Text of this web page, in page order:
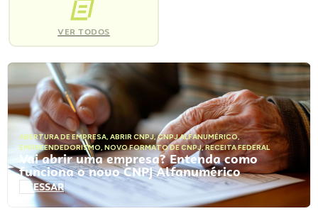
VER TODOS
ABERTURA DE EMPRESA, ABRIR CNPJ,CNPJ ALFANUMÉRICO,
EMPREENDEDORISMO, NOVO FORMATO DE CNPJ,RECEITA FEDERAL
Vai abrir uma empresa? Entenda como
funciona o novo CNPJ Alfanumérico
ACESSAR